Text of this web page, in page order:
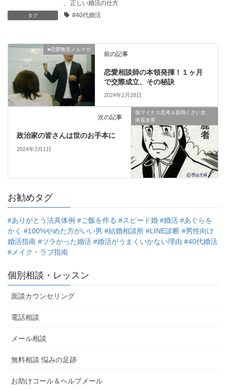
、
正しい婚活の仕方
タグ #40代婚活
■恋愛教室メルマガ
前の記事
恋愛相談師の本領発揮！１ヶ月
で交際成立、その秘訣
2024年2月28日
脱マイナス思考＆面倒くさい女、
体質改善
次の記事
政治家の皆さんは世のお手本に
2024年3月1日
お勧めタグ
#ありがとう法具体例 #ご飯を作る #スピード婚 #婚活 #あぐらを
かく #100%やめた方がいい男 #結婚相談所 #LINE診断 #男性向け
婚活指南 #ツラかった婚活 #婚活がうまくいかない理由 #40代婚活
#メイク・ラブ指南
個別相談・レッスン
面談カウンセリング
電話相談
メール相談
無料相談 悩みの足跡
お助けコール＆ヘルプメール